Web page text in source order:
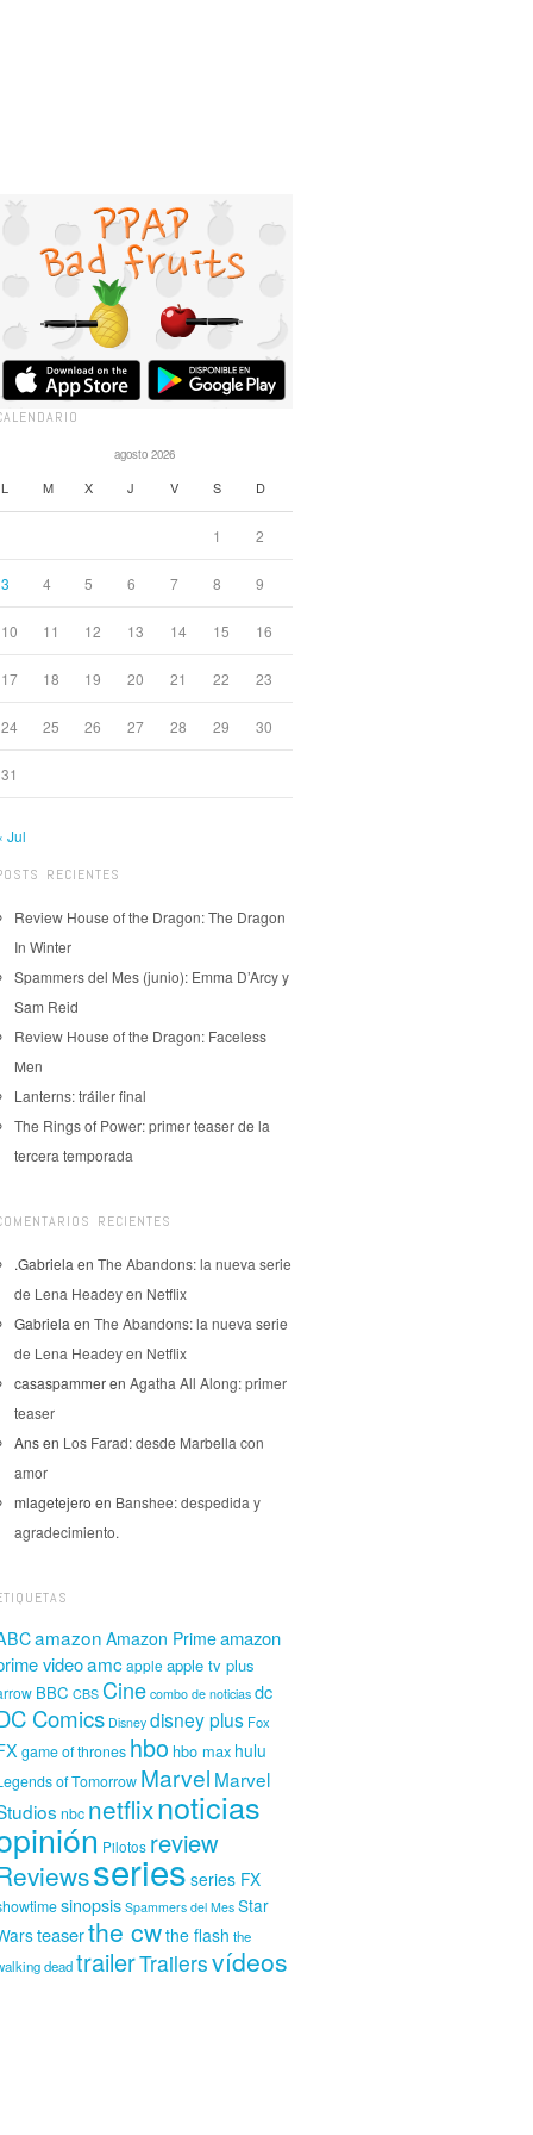
agosto 2026
L M X J V S D
1 2
3 4 5 6 7 8 9
10 11 12 13 14 15 16
17 18 19 20 21 22 23
24 25 26 27 28 29 30
31
Jul
RECIENTES
Review House of the Dragon: The Dragon
In Winter
Spammers del Mes (junio): Emma D’Arcy y
Sam Reid
Review House of the Dragon: Faceless
Men
Lanterns: tráiler final
The Rings of Power: primer teaser de la
tercera temporada
RECIENTES
.Gabriela en The Abandons: la nueva serie
de Lena Headey en Netflix
Gabriela en The Abandons: la nueva serie
de Lena Headey en Netflix
casaspammeren Agatha All Along: primer
teaser
Ansen Los Farad: desde Marbella con
amor
mlagetejero en Banshee: despedida y
agradecimiento.
amazon Amazon Primeamazon
videoamcapple apple tv plus
BBC CBS Cine combo de noticias dc
Comics Disney disney plus Fox
game of thrones hbo hbo max hulu
of Tomorrow Marvel Marvel
nbc netflixnoticias
Pilotos review
series series FX
sinopsis Spammers del Mes Star
teaserthe cwthe flash the
deadtrailerTrailersvídeos